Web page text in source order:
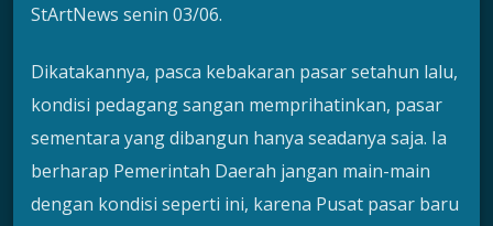
StArtNews senin 03/06.
Dikatakannya, pasca kebakaran pasar setahun lalu,
kondisi pedagang sangan memprihatinkan, pasar
sementara yang dibangun hanya seadanya saja. Ia
berharap Pemerintah Daerah jangan main-main
dengan kondisi seperti ini, karena Pusat pasar baru